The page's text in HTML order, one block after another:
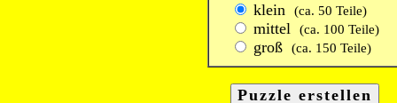
klein
(ca. 50 Teile)
mittel (ca. 100 Teile)
groß (ca. 150 Teile)